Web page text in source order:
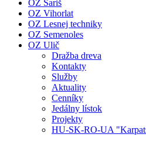
OZ Šariš
OZ Vihorlat
OZ Lesnej techniky
OZ Semenoles
OZ Ulič
Dražba dreva
Kontakty
Služby
Aktuality
Cenníky
Jedálny lístok
Projekty
HU-SK-RO-UA